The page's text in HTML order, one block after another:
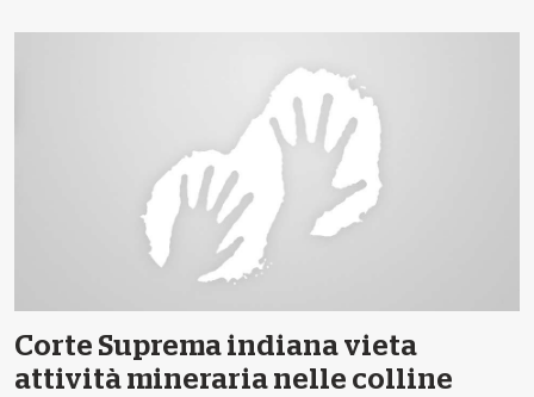
Corte Suprema indiana vieta
attività mineraria nelle colline